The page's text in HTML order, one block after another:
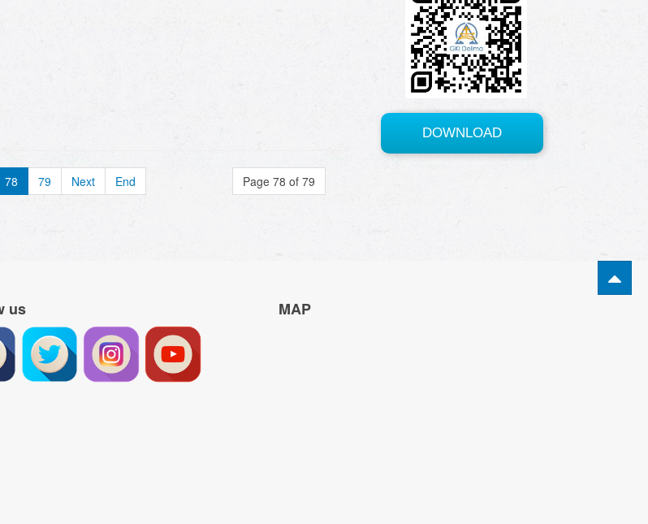
Page 78 of 79
78 79 Next End
us MAP